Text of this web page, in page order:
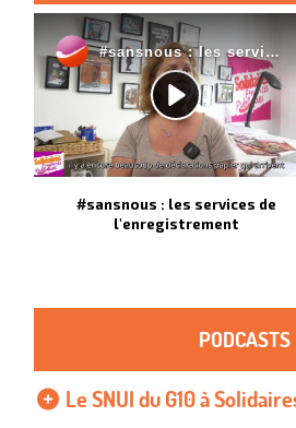
#sansnous : les services de
l'enregistrement
PODCASTS
Le SNUI du G10 à